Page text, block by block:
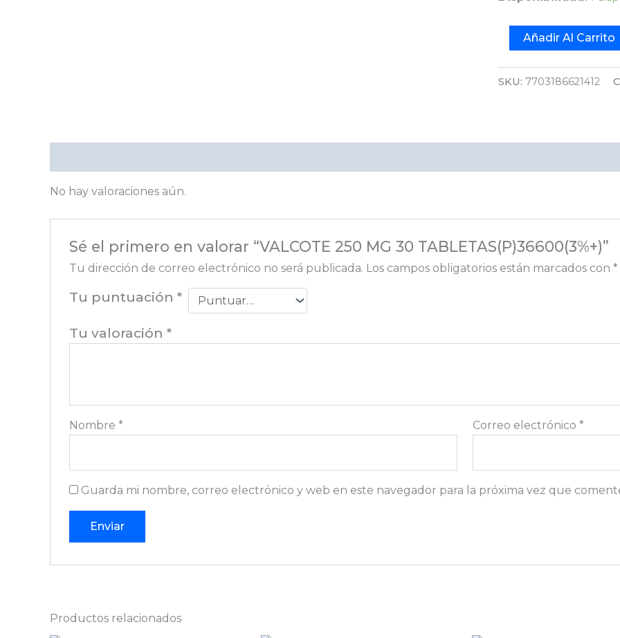
Añadir Al Carrito
SKU: 7703186621412
No hay valoraciones aún.
Sé el primero en valorar “VALCOTE 250 MG 30 TABLETAS(P)36600(3%+)”
Tu dirección de correo electrónico no será publicada. Los campos obligatorios están marcados con *
Tu puntuación *
Tu valoración *
Nombre * Correo electrónico*
Guarda mi nombre, correo electrónico y web en este navegador para la próxima vez que
Productos relacionados